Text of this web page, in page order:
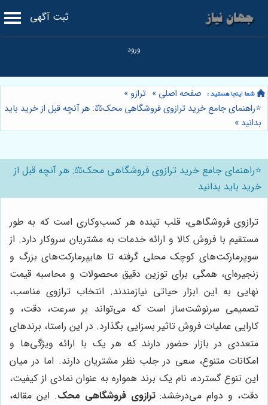
ثبت آگهی
صفحه اصلی » ترازو »
⭐️راهنمای جامع خرید ترازوی فروشگاهی محک⚖️: هر آنچه قبل از خرید باید
بدانید »
⭐️راهنمای جامع خرید ترازوی فروشگاهی محک⚖️: هر آنچه قبل از
خرید باید بدانید
ترازوی فروشگاهی، قلب تپنده هر کسب‌وکاری است که به طور
مستقیم با فروش کالا و ارائه خدمات به مشتریان سروکار دارد. از
سوپرمارکت‌های کوچک محلی گرفته تا هایپرمارکت‌های بزرگ و
زنجیره‌ای، همگی برای توزین دقیق محصولات و محاسبه قیمت
نهایی به این ابزار حیاتی نیازمندند. انتخاب ترازوی مناسب،
تصمیمی سرنوشت‌ساز است که می‌تواند بر سرعت، دقت، و
کارایی عملیات فروش تاثیر بسزایی بگذارد. در این راستا، برندهای
متعددی در بازار حضور دارند که هر یک با ارائه ویژگی‌ها و
امکانات متنوع، سعی در جلب نظر مشتریان دارند. اما در میان
این تنوع گسترده، نام یک برند همواره به عنوان نمادی از کیفیت،
دقت، و دوام می‌درخشد:ترازوی فروشگاهی محک. این مقاله،